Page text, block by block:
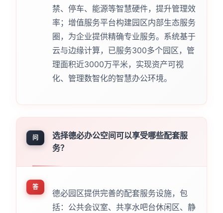
禁、停车、能源等智慧硬件，提升管理效
率；增值服务平台构建园区内部生态服务
圈，为企业提供精确专业服务。系统基于
云与边缘计算，已服务300多个园区，管
理面积近3000万平米，实现资产可视
化、管理数智化的智慧办公环境。
问
选择德必办公空间可以享受哪些配套服
务？
答
德必园区提供完善的配套服务设施，包
括：公共会议室、共享水吧台休闲区、静